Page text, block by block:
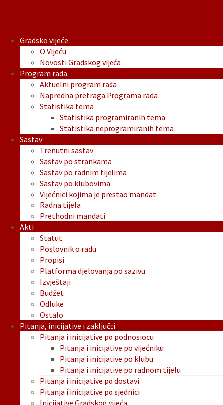
Gradsko vijeće
O Vijeću
Novosti Gradskog vijeća
Program rada
Aktuelni program rada
Napredna pretraga Programa rada
Statistika tema
Statistika programiranih tema
Statistika neprogramiranih tema
Sastav
Trenutni sastav
Sastav po strankama
Sastav po radnim tijelima
Sastav po klubovima
Vijećnici kojima je prestao mandat
Radna tijela
Prethodni mandati
Akti
Statut
Poslovnik o radu
Propisi
Platforma djelovanja po sazivu
Izvještaji
Budžet
Odluke
Ostalo
Pitanja, inicijative i zaključci
Pitanja i inicijative po podnosiocu
Pitanja i inicijative po vijećniku
Pitanja i inicijative po klubu
Pitanja i inicijative po radnom tijelu
Pitanja i inicijative po dostavi
Pitanja i inicijative po sjednici
Inicijative Gradskog vijeća